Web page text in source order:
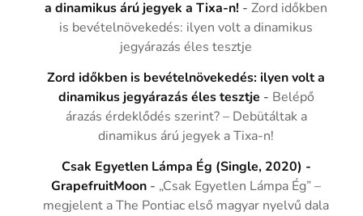
a dinamikus árú jegyek a Tixa-n! -Zord időkben
is bevételnövekedés: ilyen volt a dinamikus
jegyárazás éles tesztje
Zord időkben is bevételnövekedés: ilyen volt a
dinamikus jegyárazás éles tesztje - Belépő
árazás érdeklődés szerint? – Debütáltak a
dinamikus árú jegyek a Tixa-n!
Csak Egyetlen Lámpa Ég (Single, 2020) -
GrapefruitMoon - „Csak Egyetlen Lámpa Ég” –
megjelent a The Pontiac első magyar nyelvű dala